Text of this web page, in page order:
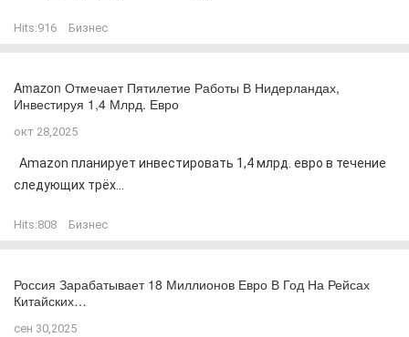
Hits:916 Бизнес
Amazon Отмечает Пятилетие Работы В Нидерландах,
Инвестируя 1,4 Млрд. Евро
окт 28,2025
Amazon планирует инвестировать 1,4 млрд. евро в течение
следующих трёх...
Hits:808 Бизнес
Россия Зарабатывает 18 Миллионов Евро В Год На Рейсах
Китайских…
сен 30,2025